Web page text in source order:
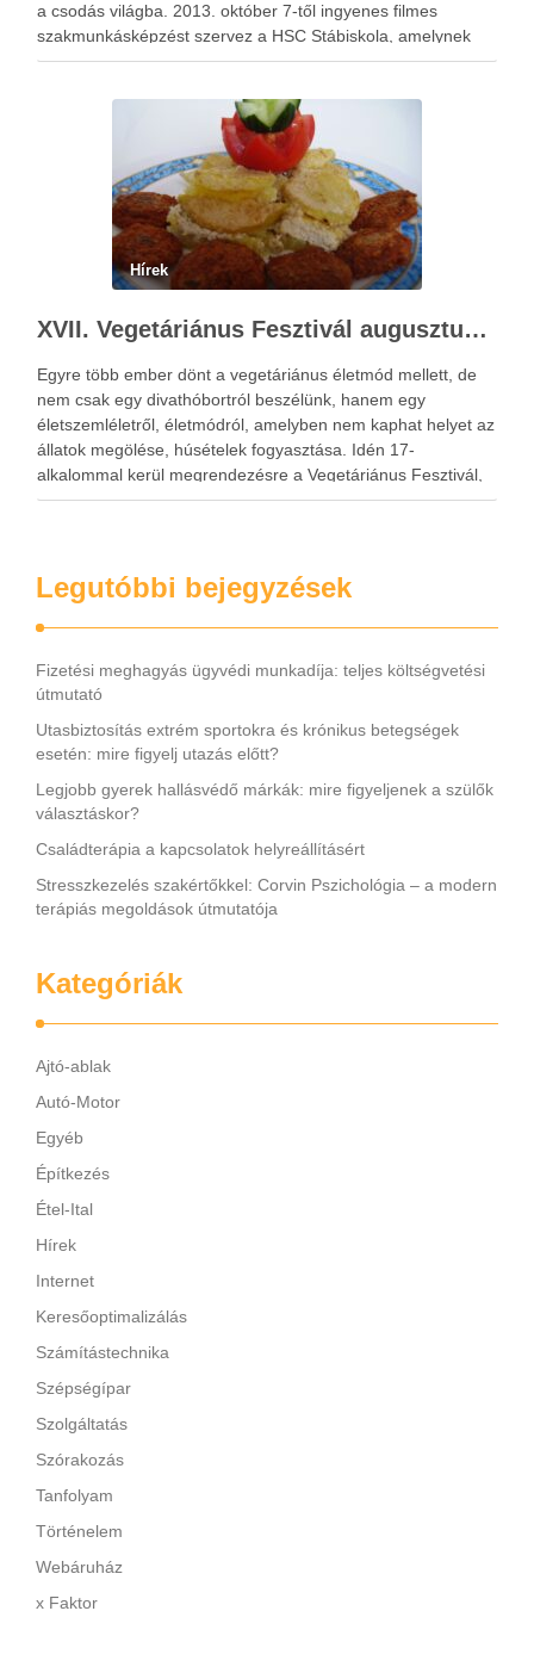
a csodás világba. 2013. október 7-től ingyenes filmes
szakmunkásképzést szervez a HSC Stábiskola, amelynek
keretén belül egy egyhetes tanfolyamon vehetnek részt az
Hírek
XVII. Vegetáriánus Fesztivál augusztus 24-25
Egyre több ember dönt a vegetáriánus életmód mellett, de
nem csak egy divathóbortról beszélünk, hanem egy
életszemléletről, életmódról, amelyben nem kaphat helyet az
állatok megölése, húsételek fogyasztása. Idén 17-
alkalommal kerül megrendezésre a Vegetáriánus Fesztivál,
amelyre mindenkit szívesen várnak a szervezők, hiszen az
Legutóbbi bejegyzések
Fizetési meghagyás ügyvédi munkadíja: teljes költségvetési
útmutató
Utasbiztosítás extrém sportokra és krónikus betegségek
esetén: mire figyelj utazás előtt?
Legjobb gyerek hallásvédő márkák: mire figyeljenek a szülők
választáskor?
Családterápia a kapcsolatok helyreállításért
Stresszkezelés szakértőkkel: Corvin Pszichológia – a modern
terápiás megoldások útmutatója
Kategóriák
Ajtó-ablak
Autó-Motor
Egyéb
Építkezés
Étel-Ital
Hírek
Internet
Keresőoptimalizálás
Számítástechnika
Szépségípar
Szolgáltatás
Szórakozás
Tanfolyam
Történelem
Webáruház
x Faktor